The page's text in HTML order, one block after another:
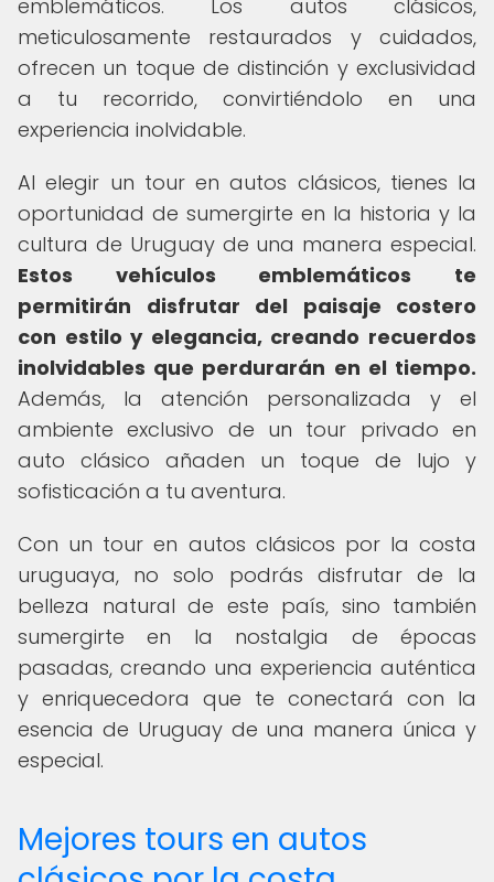
emblemáticos. Los autos clásicos,
meticulosamente restaurados y cuidados,
ofrecen un toque de distinción y exclusividad
a tu recorrido, convirtiéndolo en una
experiencia inolvidable.
Al elegir un tour en autos clásicos, tienes la
oportunidad de sumergirte en la historia y la
cultura de Uruguay de una manera especial.
Estos vehículos emblemáticos te
permitirán disfrutar del paisaje costero
con estilo y elegancia, creando recuerdos
inolvidables que perdurarán en el tiempo.
Además, la atención personalizada y el
ambiente exclusivo de un tour privado en
auto clásico añaden un toque de lujo y
sofisticación a tu aventura.
Con un tour en autos clásicos por la costa
uruguaya, no solo podrás disfrutar de la
belleza natural de este país, sino también
sumergirte en la nostalgia de épocas
pasadas, creando una experiencia auténtica
y enriquecedora que te conectará con la
esencia de Uruguay de una manera única y
especial.
Mejores tours en autos